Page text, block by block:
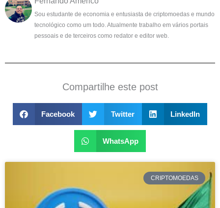
Sou estudante de economia e entusiasta de criptomoedas e mundo
tecnológico como um todo. Atualmente trabalho em vários portais
pessoais e de terceiros como redator e editor web.
Compartilhe este post
Facebook Twitter LinkedIn
WhatsApp
CRIPTOMOEDAS